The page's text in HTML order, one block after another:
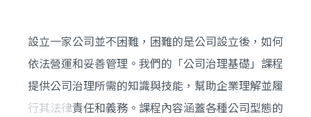
設立一家公司並不困難，困難的是公司設立後，如何
依法營運和妥善管理。我們的「公司治理基礎」課程
提供公司治理所需的知識與技能，幫助企業理解並履
行其法律責任和義務。課程內容涵蓋各種公司型態的